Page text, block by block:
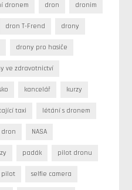
dronem dron dronim
dron T-Frend drony
drony pro hasiče
ve zdravotnictví
kancelář kurzy
taxi létání s dronem
NASA
padák pilot dronu
pilot selfie camera